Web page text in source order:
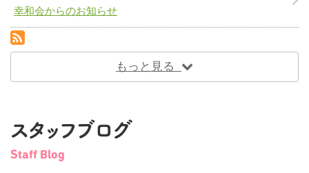
幸和会からのお知らせ
RSS(別ウィンドウで開きます)
もっと見る
スタッフブログ
Staff Blog